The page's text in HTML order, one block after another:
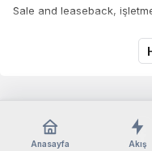
Sale and leaseback,
Anasayfa Akış